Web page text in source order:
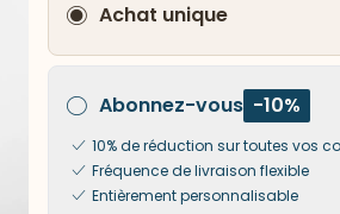
Achat unique
Abonnez-vous -10%
10% de réduction sur toutes vos
Fréquence de livraison flexible
Entièrement personnalisable